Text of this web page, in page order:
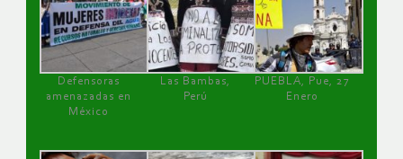
Defensoras
amenazadas en
México
Las Bambas,
Perú
PUEBLA, Pue, 27
Enero